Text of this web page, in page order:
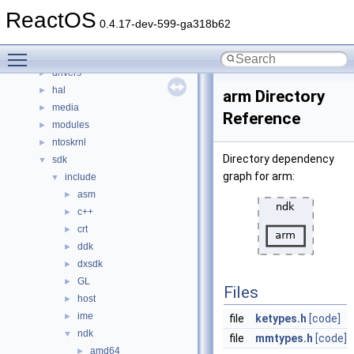
ReactOS 0.4.17-dev-599-ga318b62
► base
► drivers
► hal
► media
► modules
► ntoskrnl
▼ sdk
▼ include
► asm
► c++
► crt
► ddk
► dxsdk
► GL
► host
► ime
▼ ndk
► amd64
arm Directory
Reference
Directory dependency
graph for arm:
Files
file ketypes.h [code]
file
mmtypes.h [code]